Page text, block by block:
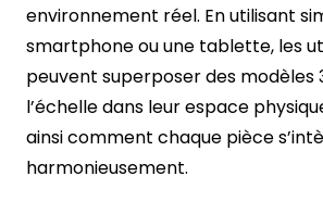
environnement réel. En utilisant
smartphone ou une tablette, les
peuvent superposer des modèles
l’échelle dans leur espace
ainsi comment chaque pièce
harmonieusement.